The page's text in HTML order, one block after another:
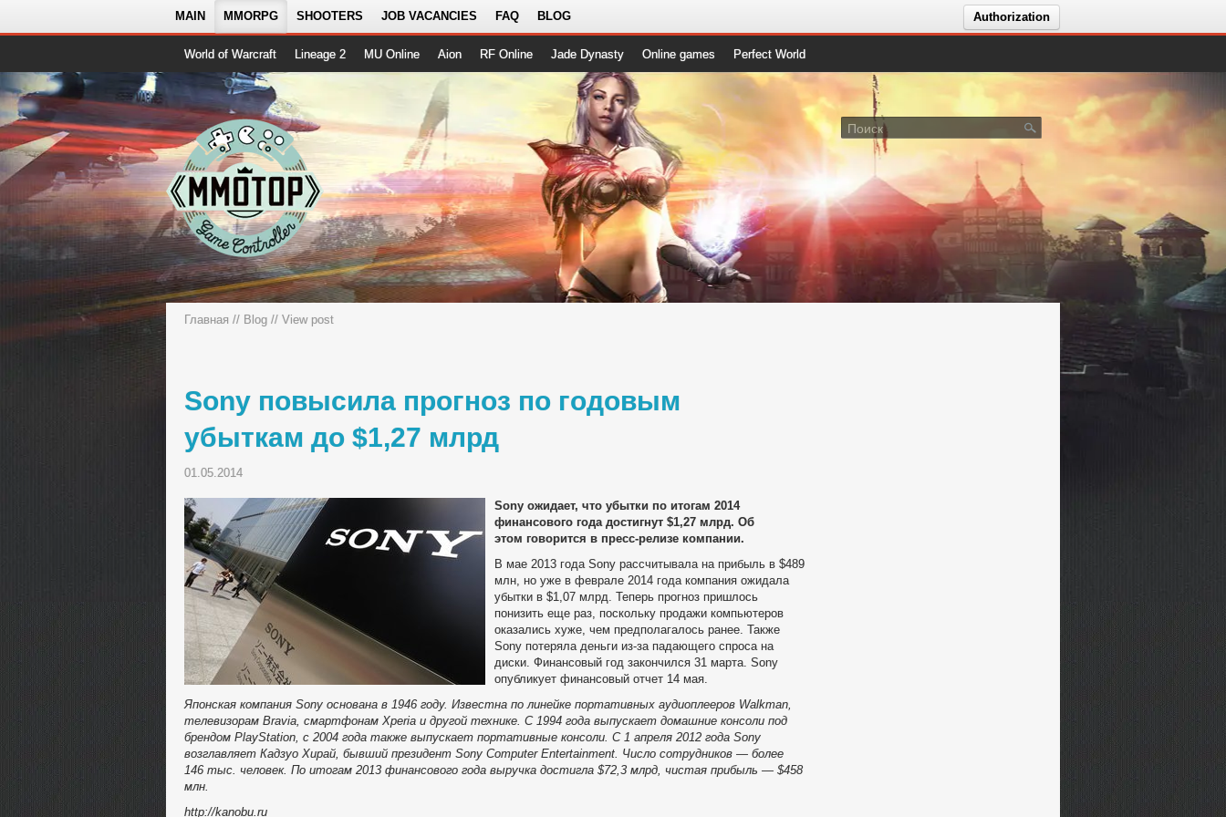
MAIN MMORPG SHOOTERS JOB VACANCIES FAQ BLOG Authorization
World of Warcraft Lineage 2 MU Online Aion RF Online Jade Dynasty Online games Perfect World
Главная // Blog // View post
Sony повысила прогноз по годовым
убыткам до $1,27 млрд
01.05.2014
Sony ожидает, что убытки по итогам 2014
финансового года достигнут $1,27 млрд. Об
этом говорится в пресс-релизе компании.
В мае 2013 года Sony рассчитывала на прибыль в $489
млн, но уже в феврале 2014 года компания ожидала
убытки в $1,07 млрд. Теперь прогноз пришлось
понизить еще раз, поскольку продажи компьютеров
оказались хуже, чем предполагалось ранее. Также
Sony потеряла деньги из-за падающего спроса на
диски. Финансовый год закончился 31 марта. Sony
опубликует финансовый отчет 14 мая.
Японская компания Sony основана в 1946 году. Известна по линейке портативных аудиоплееров Walkman,
телевизорам Bravia, смартфонам Xperia и другой технике. С 1994 года выпускает домашние консоли под
брендом PlayStation, с 2004 года также выпускает портативные консоли. С 1 апреля 2012 года Sony
возглавляет Кадзуо Хирай, бывший президент Sony Computer Entertainment. Число сотрудников — более
146 тыс. человек. По итогам 2013 финансового года выручка достигла $72,3 млрд, чистая прибыль — $458
млн.
http://kanobu.ru